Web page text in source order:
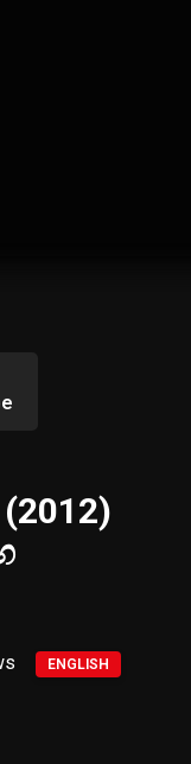
(2012)
ENGLISH